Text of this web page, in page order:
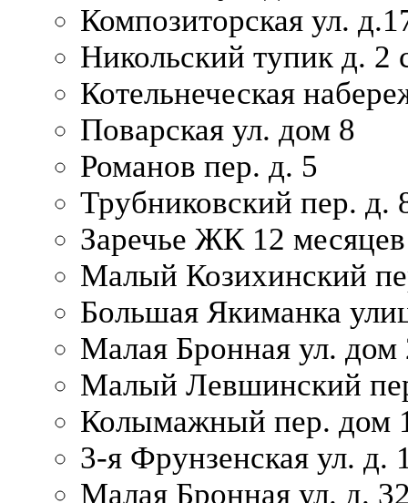
Композиторская ул.
Никольский тупик д. 2
Котельнеческая
Поварская ул. дом 8
Романов пер. д. 5
Трубниковский пер. д.
Заречье ЖК 12 месяцев
Малый Козихинский
Большая Якиманка
Малая Бронная ул. дом
Малый Левшинский
Колымажный пер. дом
3-я Фрунзенская ул. д.
Малая Бронная ул. д.